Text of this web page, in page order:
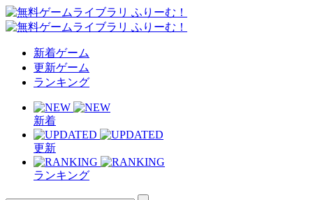
新着ゲーム
更新ゲーム
ランキング
新着
更新
ランキング